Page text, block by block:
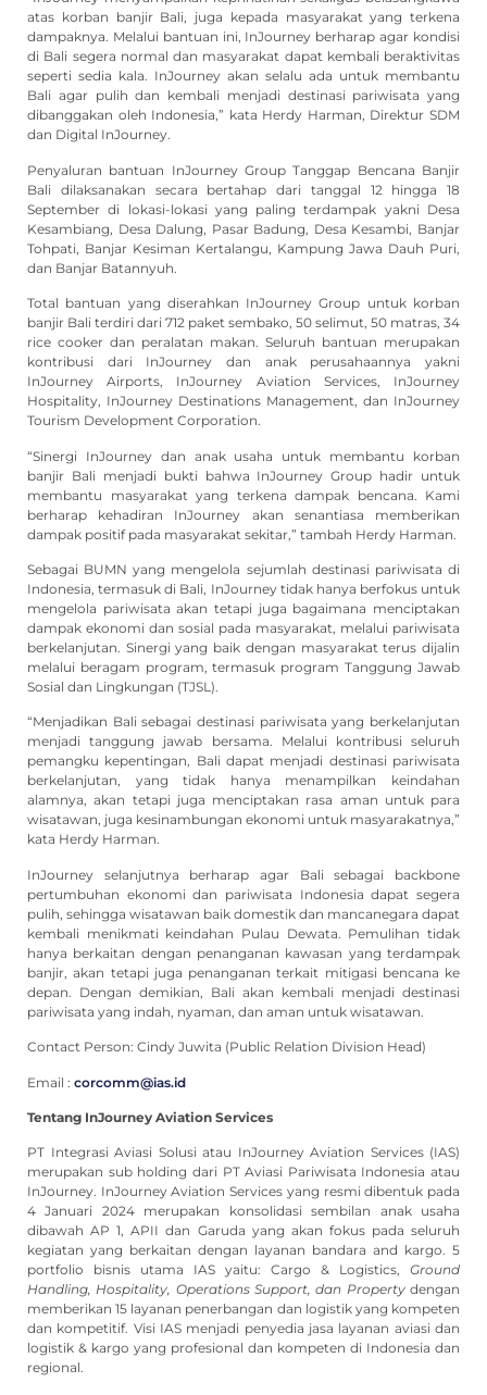
atas korban banjir Bali, juga kepada masyarakat yang terkena
dampaknya. Melalui bantuan ini, InJourney berharap agar kondisi
di Bali segera normal dan masyarakat dapat kembali beraktivitas
seperti sedia kala. InJourney akan selalu ada untuk membantu
Bali agar pulih dan kembali menjadi destinasi pariwisata yang
dibanggakan oleh Indonesia,” kata Herdy Harman, Direktur SDM
dan Digital InJourney.
Penyaluran bantuan InJourney Group Tanggap Bencana Banjir
Bali dilaksanakan secara bertahap dari tanggal 12 hingga 18
September di lokasi-lokasi yang paling terdampak yakni Desa
Kesambiang, Desa Dalung, Pasar Badung, Desa Kesambi, Banjar
Tohpati, Banjar Kesiman Kertalangu, Kampung Jawa Dauh Puri,
dan Banjar Batannyuh.
Total bantuan yang diserahkan InJourney Group untuk korban
banjir Bali terdiri dari 712 paket sembako, 50 selimut, 50 matras, 34
rice cooker dan peralatan makan. Seluruh bantuan merupakan
kontribusi dari InJourney dan anak perusahaannya yakni
InJourney Airports, InJourney Aviation Services, InJourney
Hospitality, InJourney Destinations Management, dan InJourney
Tourism Development Corporation.
“Sinergi InJourney dan anak usaha untuk membantu korban
banjir Bali menjadi bukti bahwa InJourney Group hadir untuk
membantu masyarakat yang terkena dampak bencana. Kami
berharap kehadiran InJourney akan senantiasa memberikan
dampak positif pada masyarakat sekitar,” tambah Herdy Harman.
Sebagai BUMN yang mengelola sejumlah destinasi pariwisata di
Indonesia, termasuk di Bali, InJourney tidak hanya berfokus untuk
mengelola pariwisata akan tetapi juga bagaimana menciptakan
dampak ekonomi dan sosial pada masyarakat, melalui pariwisata
berkelanjutan. Sinergi yang baik dengan masyarakat terus dijalin
melalui beragam program, termasuk program Tanggung Jawab
Sosial dan Lingkungan (TJSL).
“Menjadikan Bali sebagai destinasi pariwisata yang berkelanjutan
menjadi tanggung jawab bersama. Melalui kontribusi seluruh
pemangku kepentingan, Bali dapat menjadi destinasi pariwisata
berkelanjutan, yang tidak hanya menampilkan keindahan
alamnya, akan tetapi juga menciptakan rasa aman untuk para
wisatawan, juga kesinambungan ekonomi untuk masyarakatnya,”
kata Herdy Harman.
InJourney selanjutnya berharap agar Bali sebagai backbone
pertumbuhan ekonomi dan pariwisata Indonesia dapat segera
pulih, sehingga wisatawan baik domestik dan mancanegara dapat
kembali menikmati keindahan Pulau Dewata. Pemulihan tidak
hanya berkaitan dengan penanganan kawasan yang terdampak
banjir, akan tetapi juga penanganan terkait mitigasi bencana ke
depan. Dengan demikian, Bali akan kembali menjadi destinasi
pariwisata yang indah, nyaman, dan aman untuk wisatawan.
Contact Person: Cindy Juwita (Public Relation Division Head)
Email : corcomm@ias.id
Tentang InJourney Aviation Services
PT Integrasi Aviasi Solusi atau InJourney Aviation Services (IAS)
merupakan sub holding dari PT Aviasi Pariwisata Indonesia atau
InJourney. InJourney Aviation Services yang resmi dibentuk pada
4 Januari 2024 merupakan konsolidasi sembilan anak usaha
dibawah AP 1, APII dan Garuda yang akan fokus pada seluruh
kegiatan yang berkaitan dengan layanan bandara and kargo. 5
portfolio bisnis utama IAS yaitu: Cargo & Logistics, Ground
Handling, Hospitality, Operations Support, dan Propertydengan
memberikan 15 layanan penerbangan dan logistik yang kompeten
dan kompetitif. Visi IAS menjadi penyedia jasa layanan aviasi dan
logistik & kargo yang profesional dan kompeten di Indonesia dan
regional.